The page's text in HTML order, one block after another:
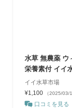
水草 無農薬 ウ
栄養素付 イイ
イイ水草市場
¥1,100
（2025/03/
口コミを見る